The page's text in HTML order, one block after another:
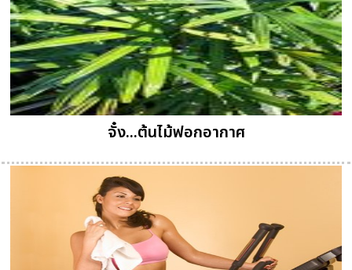
จั๋ง...ต้นไม้ฟอกอากาศ